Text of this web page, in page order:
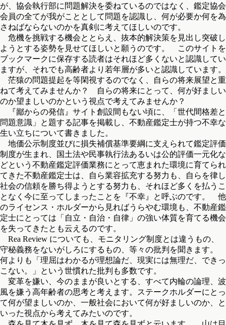
が、協会執行部に問題解決を委ねているのではなく、鑑定協会
会員の全てが我がこととして問題を認識し、何が必要か何を為
さねばならないのかを真剣に考えてほしいのです。
危機を挑戦する機会ととらえ、抜本的解決策を見出し突破し
ようとする姿勢を見せてほしいと願うのです。 このサイトを
ブックマークに保存する読者はそれほど多くないと認識してい
ますが、それでも高齢者より若年層が多いと認識しています。
茫猿の問題提起を等閑視するのでなく、自らの将来展望と重
ねて考えてみませんか？ 自らの将来にとって、何が好ましい
のか望ましいのかという視点で考えてみませんか？
『鄙からの発信』サイト創設間もない頃に、「世代間格差と
問題意識」と題する記事を掲載し、不動産鑑定士が持つ不幸な
生い立ちについて書きました。
地価公示制度並びに損失補償基準要綱に支えられて鑑定評価
制度が生まれ、国土法や民事執行法あるいは公的評価一元化な
どという不動産鑑定評価業務にとって恵まれた環境に育てられ
てきた不動産鑑定士は、自ら業容拡充する努力も、自らを律し
社会の信頼を勝ち得ようとする努力も、それほど多くを払うこ
となく今に至ってしまったことを『不幸』と呼ぶのです。 他
のライセンス・ホルダーから見ればうらやむ環境も、不動産鑑
定士にとっては「自立・自治・自律」の強い体質を育てる機会
を失ってきたとも云えるのです。
Rea Review についても、モニタリング制度とは違うもの、
守秘義務をないがしろにするもの、等々の批判を聞きます。
何よりも「理屈はわかるが理想論だ、現実には無理だ、できっ
こない。」という世慣れた批判も多数です。
変革を嫌い、今のままが良いとする、すべて内輪の論理、波
風を嫌う高年齢者の思考と考えます。ステークホルダーにとっ
て何が望ましいのか、一般社会において何が好ましいのか、と
いった視点から考えてみたいのです。